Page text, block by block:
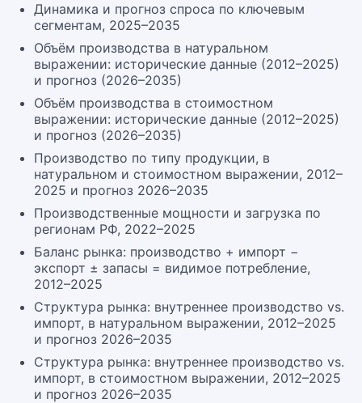
Динамика и прогноз спроса по ключевым
сегментам, 2025–2035
Объём производства в натуральном
выражении: исторические данные (2012–2025)
и прогноз (2026–2035)
Объём производства в стоимостном
выражении: исторические данные (2012–2025)
и прогноз (2026–2035)
Производство по типу продукции, в
натуральном и стоимостном выражении, 2012–
2025 и прогноз 2026–2035
Производственные мощности и загрузка по
регионам РФ, 2022–2025
Баланс рынка: производство + импорт −
экспорт ± запасы = видимое потребление,
2012–2025
Структура рынка: внутреннее производство vs.
импорт, в натуральном выражении, 2012–2025
и прогноз 2026–2035
Структура рынка: внутреннее производство vs.
импорт, в стоимостном выражении, 2012–2025
и прогноз 2026–2035